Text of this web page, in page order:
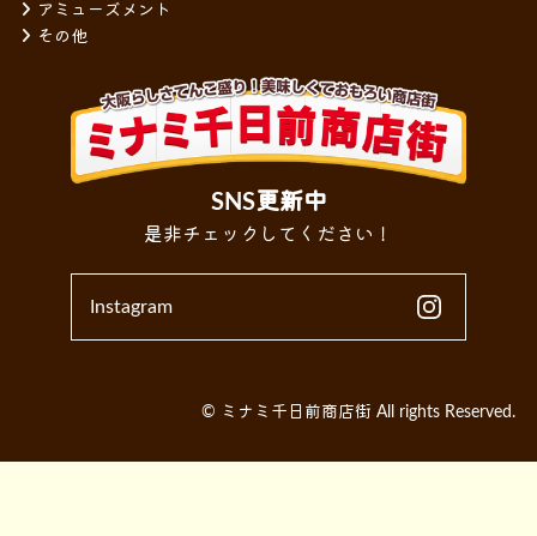
アミューズメント
その他
SNS更新中
是非チェックしてください！
Instagram
© ミナミ千日前商店街 All rights Reserved.